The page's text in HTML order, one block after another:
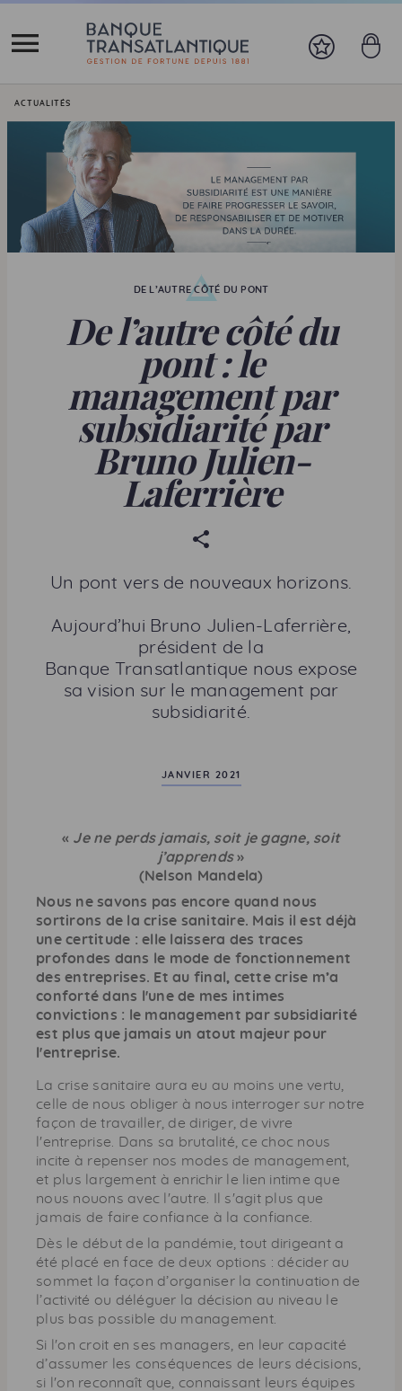
Vous êtes ici:
ACTUALITÉS
DE L’AUTRE CÔTÉ DU PONT
De l’autre côté du
pont : le
management par
subsidiarité par
Bruno Julien-
Laferrière
r
a
g
e
r
c
t
a
g
e
Un pont vers de nouveaux horizons.
Aujourd’hui Bruno Julien-Laferrière,
président de la
Banque Transatlantique nous expose
sa vision sur le management par
subsidiarité.
JANVIER 2021
« Je ne perds jamais, soit je gagne, soit
j’apprends»
(Nelson Mandela)
Nous ne savons pas encore quand nous
sortirons de la crise sanitaire. Mais il est déjà
une certitude : elle laissera des traces
profondes dans le mode de fonctionnement
des entreprises. Et au final, cette crise m’a
conforté dans l'une de mes intimes
convictions : le management par subsidiarité
est plus que jamais un atout majeur pour
l'entreprise.
La crise sanitaire aura eu au moins une vertu,
celle de nous obliger à nous interroger sur notre
façon de travailler, de diriger, de vivre
l'entreprise. Dans sa brutalité, ce choc nous
incite à repenser nos modes de management
et plus largement à enrichir le lien intime que
nous nouons avec l'autre. Il s'agit plus que
jamais de faire confiance à la confiance.
Dès le début de la pandémie, tout dirigeant a
été placé en face de deux options : décider au
sommet la façon d’organiser la continuation de
l’activité ou déléguer la décision au niveau le
plus bas possible du management.
Si l'on croit en ses managers , en leur capacité
d’assumer les conséquences de leurs décisions,
si l'on reconnaît que, connaissant leurs équipes